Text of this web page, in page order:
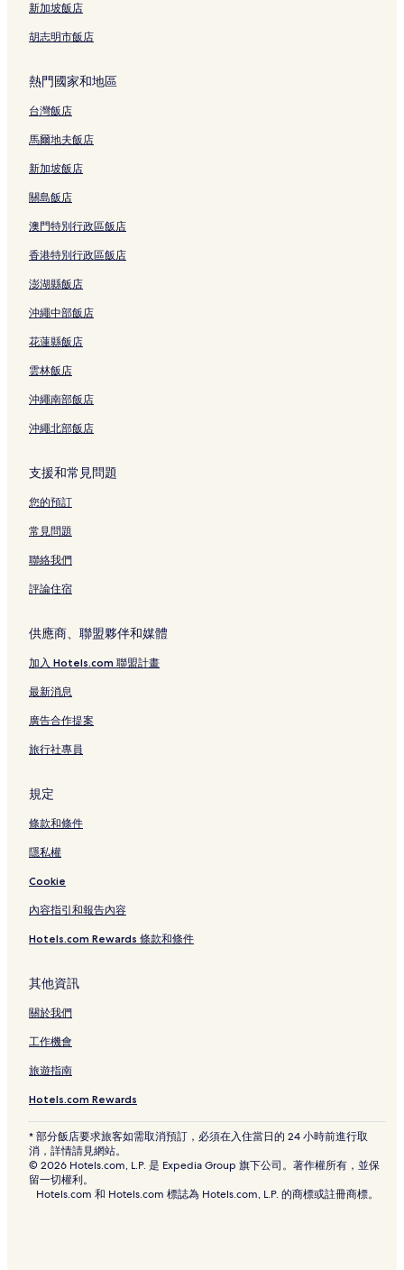
新加坡飯店
胡志明市飯店
熱門國家和地區
台灣飯店
馬爾地夫飯店
新加坡飯店
關島飯店
澳門特別行政區飯店
香港特別行政區飯店
澎湖縣飯店
沖繩中部飯店
花蓮縣飯店
雲林飯店
沖繩南部飯店
沖繩北部飯店
支援和常見問題
您的預訂
常見問題
聯絡我們
評論住宿
供應商、聯盟夥伴和媒體
加入 Hotels.com 聯盟計畫
最新消息
廣告合作提案
旅行社專員
規定
條款和條件
隱私權
Cookie
內容指引和報告內容
Hotels.com Rewards 條款和條件
其他資訊
關於我們
工作機會
旅遊指南
Hotels.com Rewards
* 部分飯店要求旅客如需取消預訂，必須在入住當日的 24 小時前進行取
消，詳情請見網站。
© 2026 Hotels.com, L.P. 是 Expedia Group 旗下公司。著作權所有，並保
留一切權利。
Hotels.com 和 Hotels.com 標誌為 Hotels.com, L.P. 的商標或註冊商標。